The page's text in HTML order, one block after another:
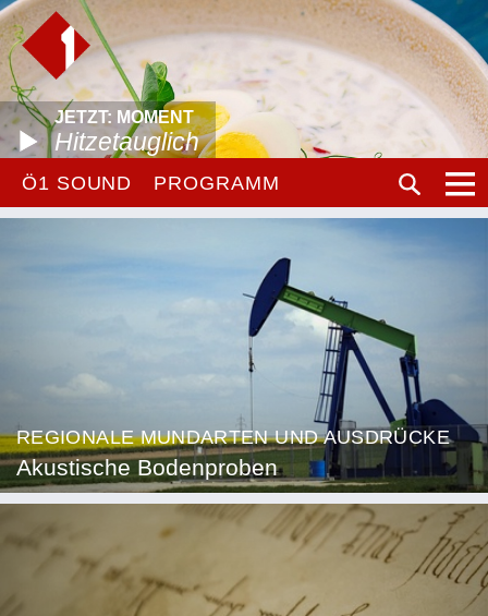
JETZT: MOMENT
Hitzetauglich
Ö1 SOUND PROGRAMM
REGIONALE MUNDARTEN UND AUSDRÜCKE
Akustische Bodenproben